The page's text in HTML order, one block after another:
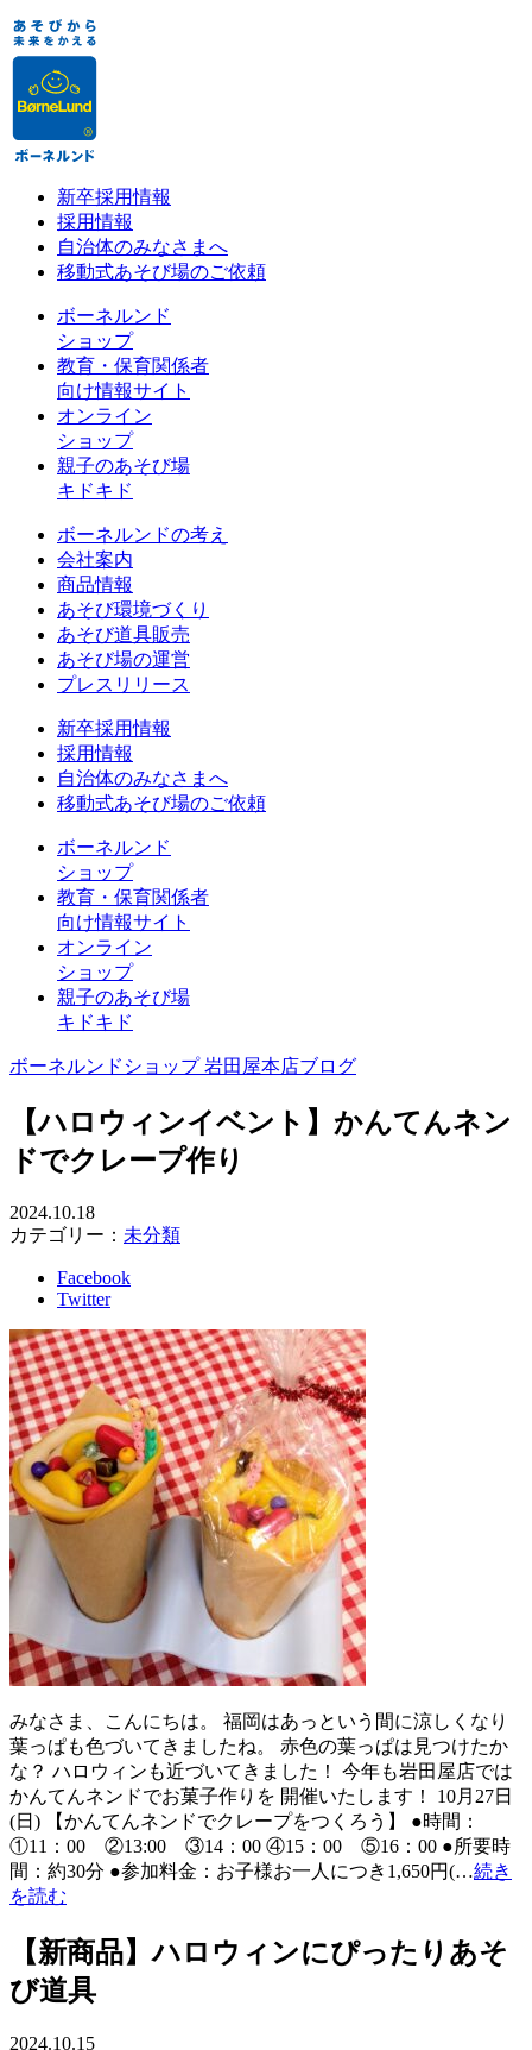
新卒採用情報
採用情報
自治体のみなさまへ
移動式あそび場のご依頼
ボーネルンド
ショップ
教育・保育関係者
向け情報サイト
オンライン
ショップ
親子のあそび場
キドキド
ボーネルンドの考え
会社案内
商品情報
あそび環境づくり
あそび道具販売
あそび場の運営
プレスリリース
新卒採用情報
採用情報
自治体のみなさまへ
移動式あそび場のご依頼
ボーネルンド
ショップ
教育・保育関係者
向け情報サイト
オンライン
ショップ
親子のあそび場
キドキド
ボーネルンドショップ 岩田屋本店ブログ
【ハロウィンイベント】かんてんネン
ドでクレープ作り
2024.10.18
カテゴリー： 未分類
Facebook
Twitter
みなさま、こんにちは。 福岡はあっという間に涼しくなり
葉っぱも色づいてきましたね。 赤色の葉っぱは見つけたか
な？ ハロウィンも近づいてきました！ 今年も岩田屋店では
かんてんネンドでお菓子作りを 開催いたします！ 10月27日
(日) 【かんてんネンドでクレープをつくろう】 ●時間：
①11：00 ②13:00 ③14：00 ④15：00 ⑤16：00 ●所要時
間：約30分 ●参加料金：お子様お一人につき1,650円(…続き
を読む
【新商品】ハロウィンにぴったりあそ
び道具
2024.10.15